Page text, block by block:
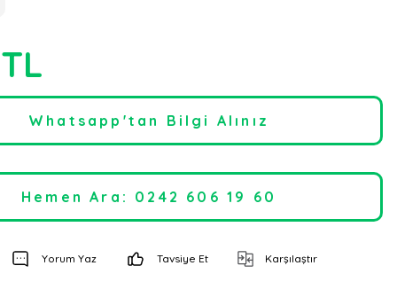
Whatsapp'tan Bilgi Alınız
Hemen Ara: 0242 606 19 60
Yorum Yaz Tavsiye Et Karşılaştır